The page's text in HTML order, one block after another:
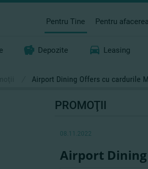
Pentru Tine Pentru
Depozite Leasing
Airport Dining Offers cu cardurile
PROMOŢII
08.11.2022
Airport